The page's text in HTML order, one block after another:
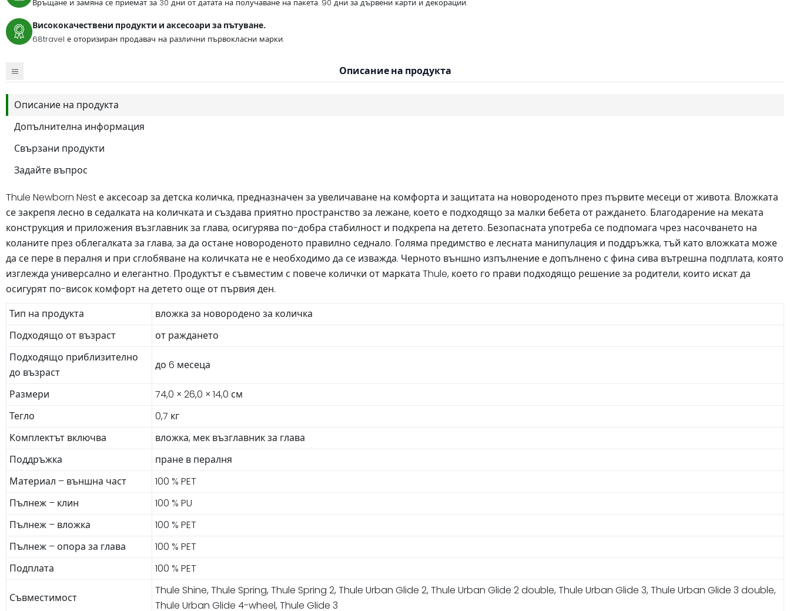
Връщане и замяна се приемат за 30 дни от датата на получаване на пакета. 90 дни за дървени карти и декорации.
Висококачествени продукти и аксесоари за пътуване.
68travel е оторизиран продавач на различни първокласни марки.
Описание на продукта
Описание на продукта
Допълнителна информация
Свързани продукти
Задайте въпрос
Thule Newborn Nest е аксесоар за детска количка, предназначен за увеличаване на комфорта и защитата на новороденото през първите месеци от живота. Вложката
се закрепя лесно в седалката на количката и създава приятно пространство за лежане, което е подходящо за малки бебета от раждането. Благодарение на меката
конструкция и приложения възглавник за глава, осигурява по-добра стабилност и подкрепа на детето. Безопасната употреба се подпомага чрез насочването на
коланите през облегалката за глава, за да остане новороденото правилно седнало. Голяма предимство е лесната манипулация и поддръжка, тъй като вложката може
да се пере в пералня и при сглобяване на количката не е необходимо да се изважда. Черното външно изпълнение е допълнено с фина сива вътрешна подплата, която
изглежда универсално и елегантно. Продуктът е съвместим с повече колички от марката Thule, което го прави подходящо решение за родители, които искат да
осигурят по-висок комфорт на детето още от първия ден.
Тип на продукта
вложка за новородено за количка
Подходящо от възраст
от раждането
Подходящо приблизително
до възраст
до 6 месеца
Размери
74,0 × 26,0 × 14,0 см
Тегло
0,7 кг
Комплектът включва
вложка, мек възглавник за глава
Поддръжка
пране в пералня
Материал – външна част
100 % PET
Пълнеж – клин
100 % PU
Пълнеж – вложка
100 % PET
Пълнеж – опора за глава
100 % PET
Подплата
100 % PET
Съвместимост
Thule Shine, Thule Spring, Thule Spring 2, Thule Urban Glide 2, Thule Urban Glide 2 double, Thule Urban Glide 3, Thule Urban Glide 3 double,
Thule Urban Glide 4-wheel, Thule Glide 3